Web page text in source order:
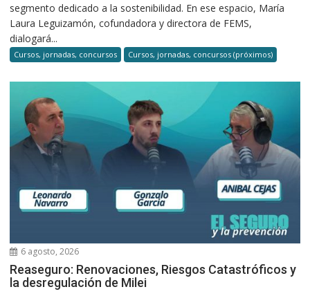
segmento dedicado a la sostenibilidad. En ese espacio, María
Laura Leguizamón, cofundadora y directora de FEMS,
dialogará...
Cursos, jornadas, concursos Cursos, jornadas, concursos (próximos)
6 agosto, 2026
Reaseguro: Renovaciones, Riesgos Catastróficos y
la desregulación de Milei